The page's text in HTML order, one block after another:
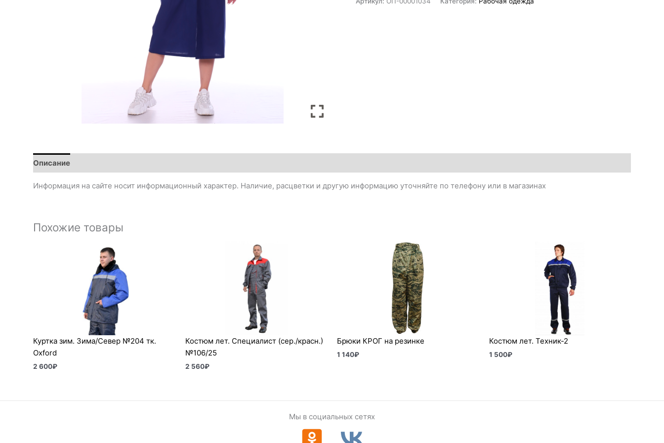
Описание
Информация на сайте носит информационный характер. Наличие, расцветки и другую информацию уточняйте по телефону или в магазинах
Похожие товары
Куртка зим. Зима/Север №204 тк.
Oxford
2 600₽
Костюм лет. Специалист (сер./красн.)
№106/25
2 560₽
Брюки КРОГ на резинке
1 140₽
Костюм лет. Техник-2
1 500₽
Мы в социальных сетях